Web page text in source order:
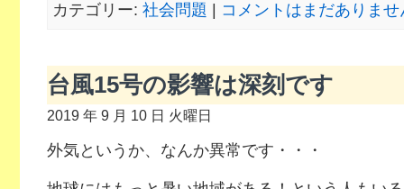
カテゴリー: 社会問題 コメントはまだありませ
台風15号の影響は深刻です
2019 年 9 月 10 日 火曜日
外気というか、なんか異常です・・・